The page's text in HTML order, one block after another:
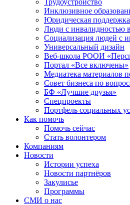
Трудоустройство
Инклюзивное
Юридическая
Люди с инвалидностью
Социализация людей с
Универсальный дизайн
Веб-школа РООИ
Портал «Все включены»
Медиатека материалов
Совет бизнеса по
БФ «Лучшие друзья»
Спецпроекты
Портфель социальных
Как помочь
Помочь сейчас
Стать волонтером
Компаниям
Новости
Истории успеха
Новости партнёров
Закулисье
Программы
СМИ о нас